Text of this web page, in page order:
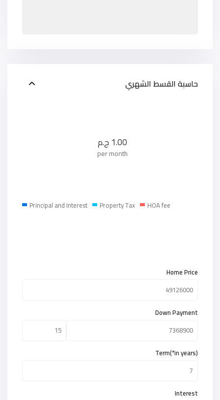
حاسبة القسط الشهري
1.00 ج.م
per month
Principal and Interest Property Tax HOA fee
Home Price
Down Payment
Term(*in years)
Interest